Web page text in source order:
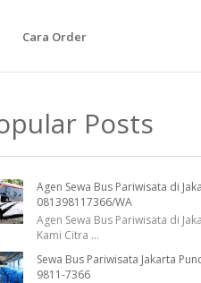
Cara Order
Posts
Agen Sewa Bus Pariwisata di
081398117366/WA
Agen Sewa Bus Pariwisata di
Kami Citra ...
Sewa Bus Pariwisata Jakarta
9811-7366